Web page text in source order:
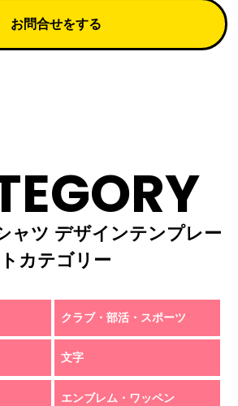
お問合せをする
ャツ デザインテンプレー
トカテゴリー
クラブ・部活・スポーツ
文字
エンブレム・ワッペン